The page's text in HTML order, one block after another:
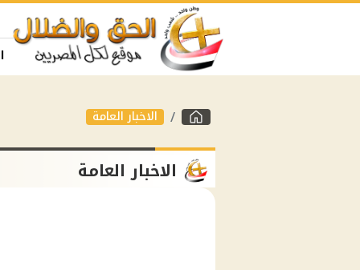
الاخبار العامة
الاخبار العامة